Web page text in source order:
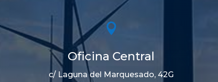

Oficina Central
c/ Laguna del Marquesado, 42G